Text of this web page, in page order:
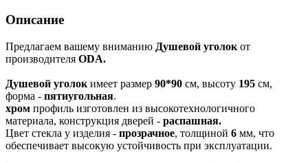
Описание
Предлагаем вашему вниманию Душевой уголок от
производителя ODA.
Душевой уголок имеет размер 90*90 см, высоту 195 см,
форма - пятиугольная.
хром профиль изготовлен из высокотехнологичного
материала, конструкция дверей - распашная.
Цвет стекла у изделия - прозрачное, толщиной 6 мм, что
обеспечивает высокую устойчивость при эксплуатации.